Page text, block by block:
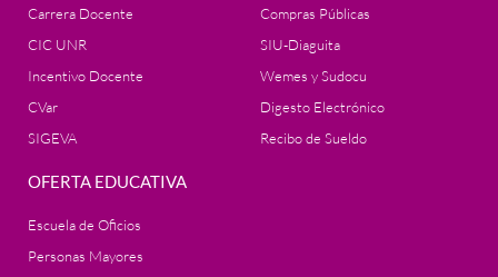
Carrera Docente
CIC UNR
Incentivo Docente
CVar
SIGEVA
Compras Públicas
SIU-Diaguita
Wemes y Sudocu
Digesto Electrónico
Recibo de Sueldo
OFERTA EDUCATIVA
Escuela de Oficios
Personas Mayores